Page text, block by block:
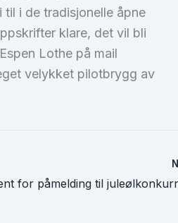
i de tradisjonelle åpne
klare, det vil bli
Lothe på mail
velykket pilotbrygg av
for påmelding til